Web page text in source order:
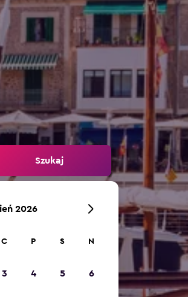
Szukaj
2026
C P S N
3 4 5 6